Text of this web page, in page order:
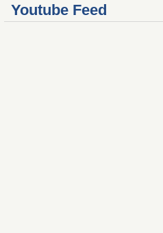
Youtube Feed